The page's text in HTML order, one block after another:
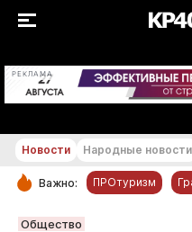
РЕКЛАМА
РУБРИКИ
Новости Народные новости
Важно: ПРОтуризм
Общество